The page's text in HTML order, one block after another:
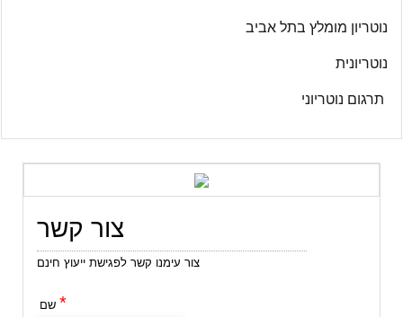
נוטריון מומלץ בתל אביב
נוטריונית
תרגום נוטריוני
צור קשר
צור עימנו קשר לפגישת ייעוץ חינם
*